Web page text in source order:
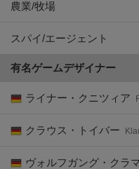
農業/牧場
スパイ/エージェント
有名ゲームデザイナー
ライナー・クニツィア
クラウス・トイバー
ヴォルフガング・クラ